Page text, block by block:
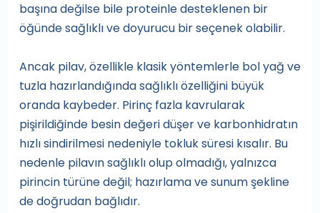
başına değilse bile proteinle desteklenen bir
öğünde sağlıklı ve doyurucu bir seçenek olabilir.
Ancak pilav, özellikle klasik yöntemlerle bol yağ ve
tuzla hazırlandığında sağlıklı özelliğini büyük
oranda kaybeder. Pirinç fazla kavrularak
pişirildiğinde besin değeri düşer ve karbonhidratın
hızlı sindirilmesi nedeniyle tokluk süresi kısalır. Bu
nedenle pilavın sağlıklı olup olmadığı, yalnızca
pirincin türüne değil; hazırlama ve sunum şekline
de doğrudan bağlıdır.